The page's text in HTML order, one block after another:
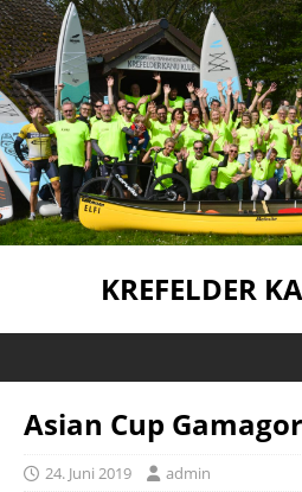
KREFELDER
Asian Cup
24. Juni 2019 admin